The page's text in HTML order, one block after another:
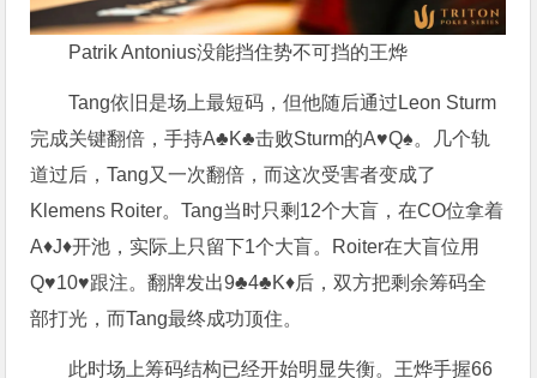
Patrik Antonius没能挡住势不可挡的王烨
Tang依旧是场上最短码，但他随后通过Leon Sturm
完成关键翻倍，手持A♣K♣击败Sturm的A♥Q♠。几个轨
道过后，Tang又一次翻倍，而这次受害者变成了
Klemens Roiter。Tang当时只剩12个大盲，在CO位拿着
A♦J♦开池，实际上只留下1个大盲。Roiter在大盲位用
Q♥10♥跟注。翻牌发出9♣4♣K♦后，双方把剩余筹码全
部打光，而Tang最终成功顶住。
此时场上筹码结构已经开始明显失衡。王烨手握66